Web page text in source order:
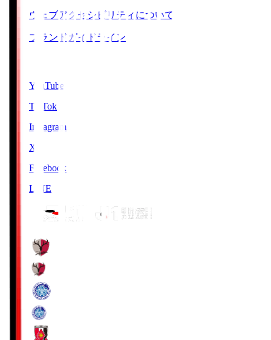
ウェブアクセシビリティについて
ブランドガイドライン
YouTube
TikTok
Instagram
X
Facebook
LINE